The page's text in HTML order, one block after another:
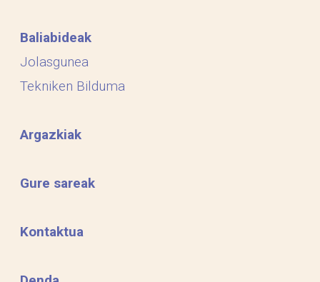
Baliabideak
Jolasgunea
Tekniken Bilduma
Argazkiak
Gure sareak
Kontaktua